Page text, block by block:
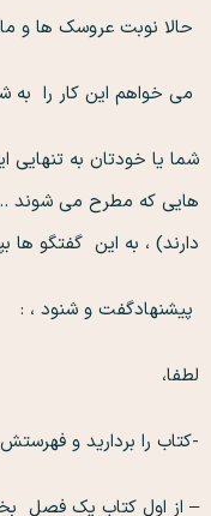
حالا نوبت عروسک ها و
می خواهم این کار را به
شما یا خودتان به تنهایی
هایی که مطرح می شوند …
دارند) ، به این گفتگو ها
پیشنهادگفت و شنود ، :
لطفا،
-کتاب را بردارید و
– از اول کتاب یک فصل